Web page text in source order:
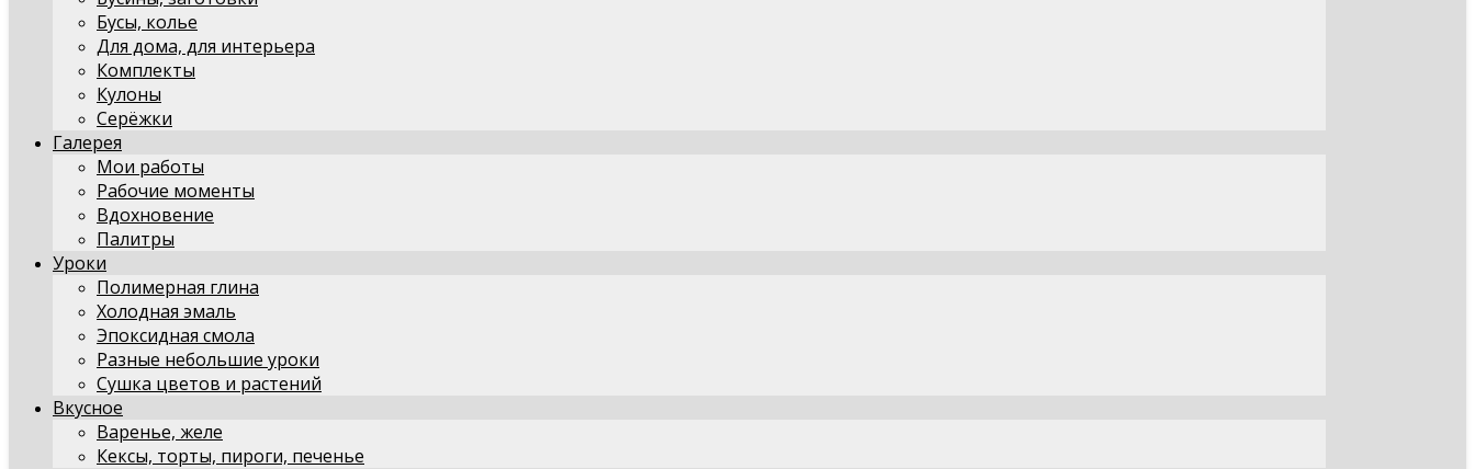
Бусы, колье
Для дома, для интерьера
Комплекты
Кулоны
Серёжки
Галерея
Мои работы
Рабочие моменты
Вдохновение
Палитры
Уроки
Полимерная глина
Холодная эмаль
Эпоксидная смола
Разные небольшие уроки
Сушка цветов и растений
Вкусное
Варенье, желе
Кексы, торты, пироги, печенье